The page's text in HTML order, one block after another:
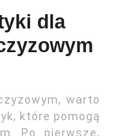
dla
warto
które pomogą
Po pierwsze,